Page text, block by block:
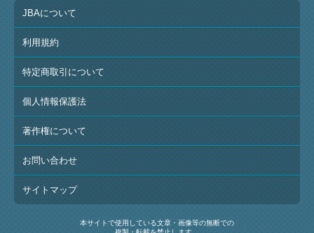
JBAについて
利用規約
特定商取引について
個人情報保護法
著作権について
お問い合わせ
サイトマップ
本サイトで使用している文章・画像等の無断での